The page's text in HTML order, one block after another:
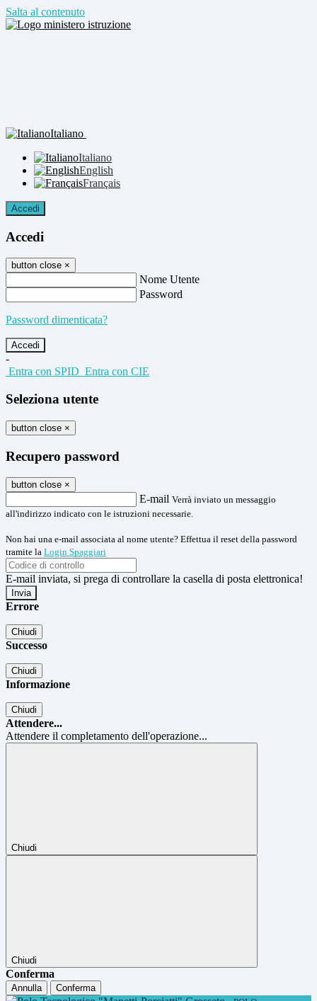
Salta al contenuto
Italiano
Italiano
English
Français
Accedi
Accedi
button close ×
Nome Utente
Password
Password dimenticata?
-
Entra con SPID Entra con CIE
Seleziona utente
button close ×
Recupero password
button close ×
E-mail Verrà inviato un messaggio
all'indirizzo indicato con le istruzioni necessarie.
Non hai una e-mail associata al nome utente? Effettua il reset della password
tramite la Login Spaggiari
E-mail inviata, si prega di controllare la casella di posta elettronica!
Errore
Chiudi
Successo
Chiudi
Informazione
Chiudi
Attendere...
Attendere il completamento dell'operazione...
Chiudi
Chiudi
Conferma
Annulla
Conferma